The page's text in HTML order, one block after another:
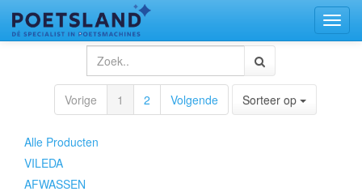
Vorige 1 2 Volgende Sorteer op
Alle Producten
VILEDA
AFWASSEN